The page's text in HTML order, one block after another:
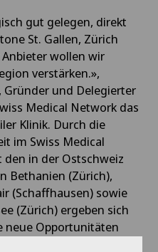
gut gelegen, direkt
St. Gallen, Zürich
wollen wir
verstärken.»,
, Gründer und Delegierter
Medical Network das
Klinik. Durch die
im Swiss Medical
in der Ostschweiz
Bethanien (Zürich),
(Schaffhausen) sowie
(Zürich) ergeben sich
neue Opportunitäten